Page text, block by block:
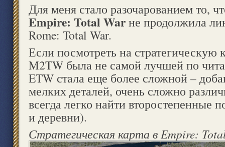
Для меня стало разочарованием то,
Empire: Total Warне продолжила
Rome: Total War.
Если посмотреть на стратегическую
M2TW была не самой лучшей по
ETW стала еще более сложной –
мелких деталей, очень сложно
всегда легко найти второстепенные
и деревни).
Стратегическая карта в Empire: